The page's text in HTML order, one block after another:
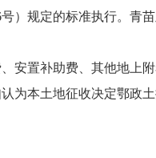
）规定的标准执行。青
置补助费、其他地上
为本土地征收决定鄂政